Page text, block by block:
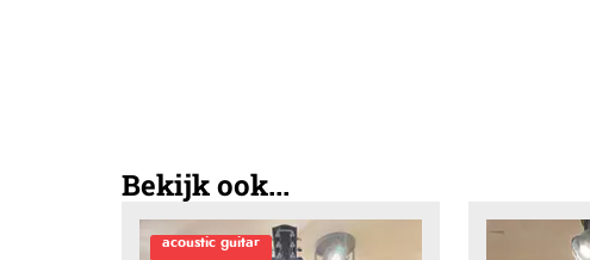
Bekijk ook...
acoustic guitar